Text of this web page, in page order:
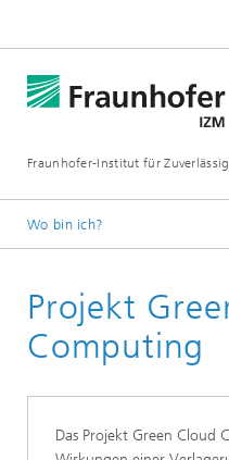
Fraunhofer-Institut für
Wo bin ich?
Abteilungen
Environmental &
Projekt
Computing
Das Projekt Green Cloud